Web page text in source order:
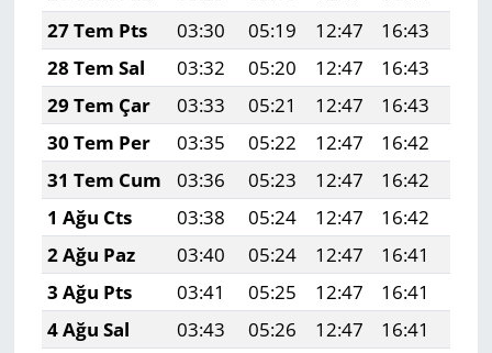
27 Tem Pts
03:30 05:19 12:47 16:43
28 Tem Sal
03:32 05:20 12:47 16:43
29 Tem Çar
03:33 05:21 12:47 16:43
30 Tem Per
03:35 05:22 12:47 16:42
31 Tem Cum
03:36 05:23 12:47 16:42
1 Ağu Cts
03:38 05:24 12:47 16:42
2 Ağu Paz
03:40 05:24 12:47 16:41
3 Ağu Pts
03:41 05:25 12:47 16:41
4 Ağu Sal
03:43 05:26 12:47 16:41